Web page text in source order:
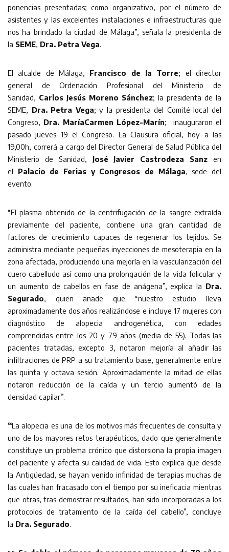
ponencias presentadas; como organizativo, por el número de
asistentes y las excelentes instalaciones e infraestructuras que
nos ha brindado la ciudad de Málaga”, señala la presidenta de
la SEME, Dra. Petra Vega.
El alcalde de Málaga, Francisco de la Torre; el director
general de Ordenación Profesional del Ministerio de
Sanidad, Carlos Jesús Moreno Sánchez; la presidenta de la
SEME, Dra. Petra Vega; y la presidenta del Comité local del
Congreso, Dra. MaríaCarmen López-Marín; inauguraron el
pasado jueves 19 el Congreso. La Clausura oficial, hoy a las
19,00h, correrá a cargo del Director General de Salud Pública del
Ministerio de Sanidad, José Javier Castrodeza Sanz en
el Palacio de Ferias y Congresos de Málaga, sede del
evento.
“El plasma obtenido de la centrifugación de la sangre extraída
previamente del paciente, contiene una gran cantidad de
factores de crecimiento capaces de regenerar los tejidos. Se
administra mediante pequeñas inyecciones de mesoterapia en la
zona afectada, produciendo una mejoría en la vascularización del
cuero cabelludo así como una prolongación de la vida folicular y
un aumento de cabellos en fase de anágena”, explica la Dra.
Segurado, quien añade que “nuestro estudio lleva
aproximadamente dos años realizándose e incluye 17 mujeres con
diagnóstico de alopecia androgenética, con edades
comprendidas entre los 20 y 79 años (media de 55). Todas las
pacientes tratadas, excepto 3, notaron mejoría al añadir las
infiltraciones de PRP a su tratamiento base, generalmente entre
las quinta y octava sesión. Aproximadamente la mitad de ellas
notaron reducción de la caída y un tercio aumentó de la
densidad capilar”.
“La alopecia es una de los motivos más frecuentes de consulta y
uno de los mayores retos terapéuticos, dado que generalmente
constituye un problema crónico que distorsiona la propia imagen
del paciente y afecta su calidad de vida. Esto explica que desde
la Antigüedad, se hayan venido infinidad de terapias muchas de
las cuales han fracasado con el tiempo por su ineficacia mientras
que otras, tras demostrar resultados, han sido incorporadas a los
protocolos de tratamiento de la caída del cabello”, concluye
la Dra. Segurado.